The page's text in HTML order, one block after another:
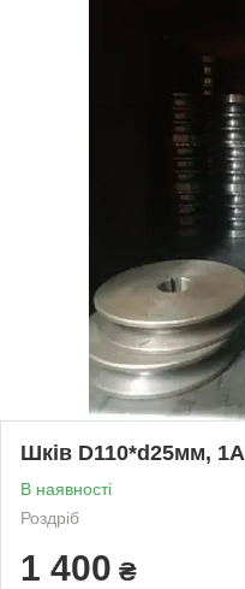
Шків D110*d25мм, 1А
В наявності
Роздріб
1 400 ₴